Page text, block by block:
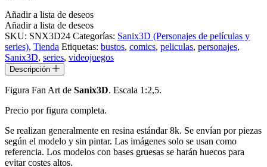
Añadir a lista de deseos
Añadir a lista de deseos
SKU: SNX3D24 Categorías: Sanix3D (Personajes de películas y
series), Tienda Etiquetas: bustos, comics, peliculas, personajes,
Sanix3D, series, videojuegos
Descripción
Figura Fan Art de Sanix3D. Escala 1:2,5.
Precio por figura completa.
Se realizan generalmente en resina estándar 8k. Se envían por piezas
según el modelo y sin pintar. Las imágenes solo se usan como
referencia. Los modelos con bases gruesas se harán huecos para
evitar costes altos.